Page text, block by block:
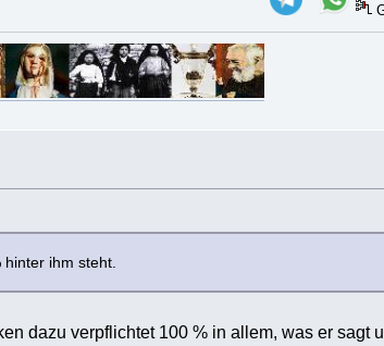
ihm steht.
dazu verpflichtet 100 % in allem, was er sagt